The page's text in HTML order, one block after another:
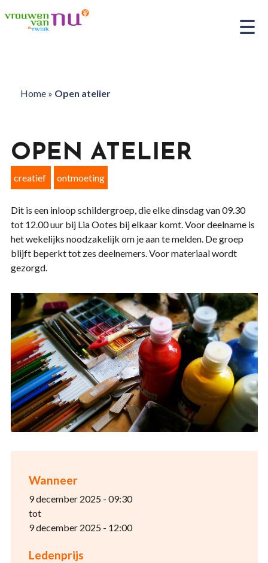
Home» Open atelier
Wanneer
9 december 2025 - 09:30
tot
9 december 2025 - 12:00
Ledenprijs
OPEN ATELIER
creatief ontmoeting
Dit is een inloop schildergroep, die elke dinsdag van 09.30
tot 12.00 uur bij Lia Ootes bij elkaar komt. Voor deelname is
het wekelijks noodzakelijk om je aan te melden. De groep
blijft beperkt tot zes deelnemers. Voor materiaal wordt
gezorgd.